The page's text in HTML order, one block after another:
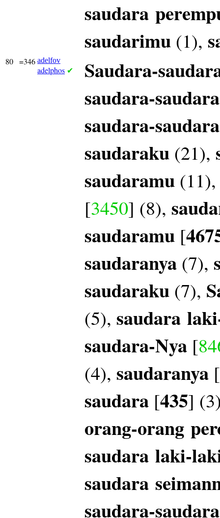
saudara
saudarimu (1),
80 =346 adelfov
adelphos ✔
Saudara-
saudara-saudara
saudara-saudara
saudaraku (21),
saudaramu
[3450] (8),
saudaramu [
saudaranya (7),
saudaraku (7),
(5), saudara
saudara-Nya [
(4), saudaranya [
saudara [435]
orang-orang
saudara laki-
saudara
saudara-